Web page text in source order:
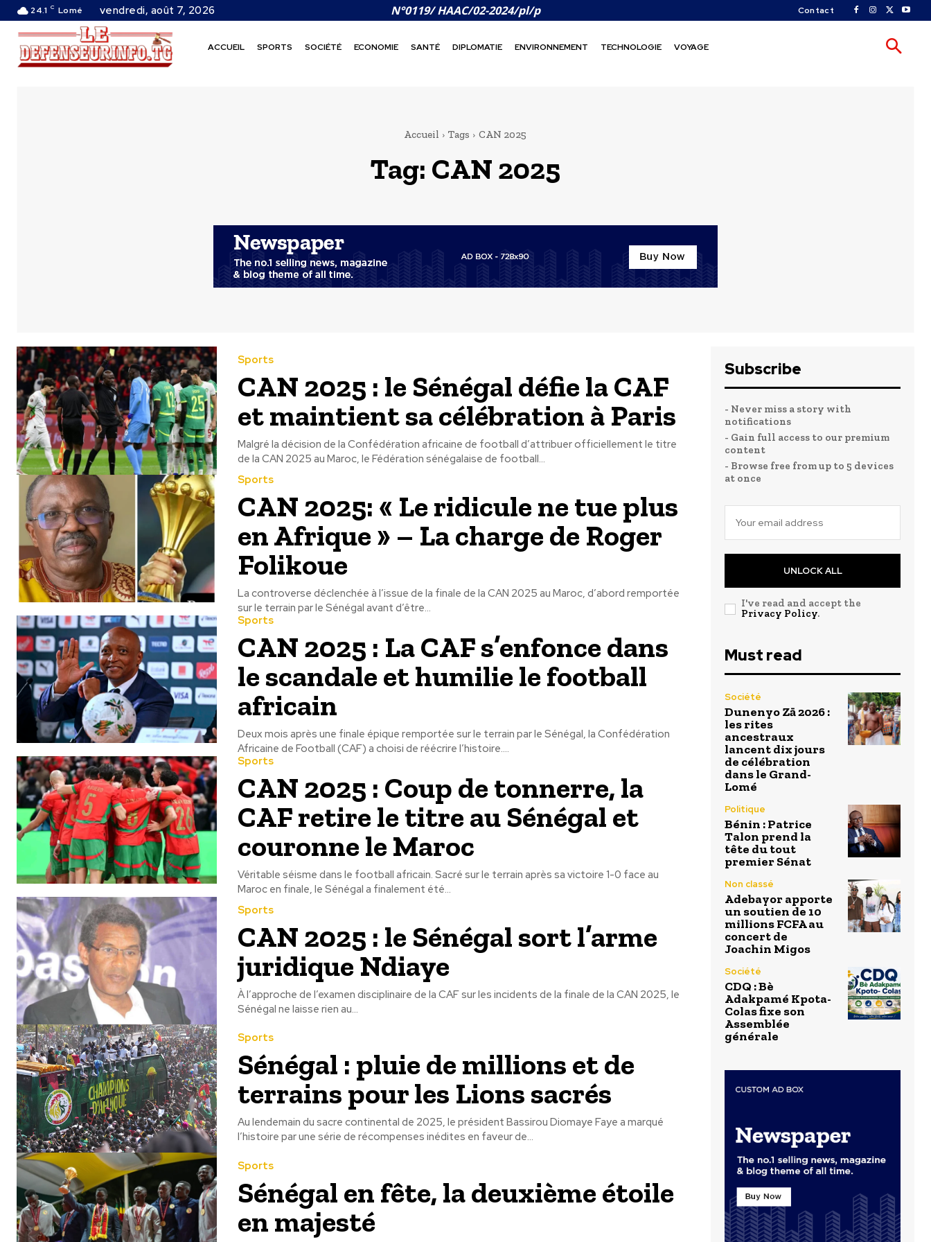
24.1 C Lomé vendredi, août 7, 2026 N°0119/ HAAC/02-2024/pl/p Contact
ACCUEIL SPORTS SOCIÉTÉ ECONOMIE SANTÉ DIPLOMATIE ENVIRONNEMENT TECHNOLOGIE VOYAGE
Accueil Tags CAN 2025
Tag: CAN 2025
Sports
CAN 2025 : le Sénégal défie la CAF
et maintient sa célébration à Paris
Malgré la décision de la Confédération africaine de football d’attribuer officiellement le titre
de la CAN 2025 au Maroc, le Fédération sénégalaise de football...
Sports
CAN 2025: « Le ridicule ne tue plus
en Afrique » – La charge de Roger
Folikoue
La controverse déclenchée à l’issue de la finale de la CAN 2025 au Maroc, d’abord remportée
sur le terrain par le Sénégal avant d’être...
Sports
CAN 2025 : La CAF s’enfonce dans
le scandale et humilie le football
africain
Deux mois après une finale épique remportée sur le terrain par le Sénégal, la Confédération
Africaine de Football (CAF) a choisi de réécrire l’histoire....
Sports
CAN 2025 : Coup de tonnerre, la
CAF retire le titre au Sénégal et
couronne le Maroc
Véritable séisme dans le football africain. Sacré sur le terrain après sa victoire 1-0 face au
Maroc en finale, le Sénégal a finalement été...
Sports
CAN 2025 : le Sénégal sort l’arme
juridique Ndiaye
À l’approche de l’examen disciplinaire de la CAF sur les incidents de la finale de la CAN 2025, le
Sénégal ne laisse rien au...
Sports
Sénégal : pluie de millions et de
terrains pour les Lions sacrés
Au lendemain du sacre continental de 2025, le président Bassirou Diomaye Faye a marqué
l’histoire par une série de récompenses inédites en faveur de...
Sports
Sénégal en fête, la deuxième étoile
en majesté
Subscribe
- Never miss a story with
notifications
- Gain full access to our premium
content
- Browse free from up to 5 devices
at once
UNLOCK ALL
I've read and accept the
Privacy Policy.
Must read
Société
Dunenyo Zā 2026 :
les rites
ancestraux
lancent dix jours
de célébration
dans le Grand-
Lomé
Politique
Bénin : Patrice
Talon prend la
tête du tout
premier Sénat
Non classé
Adebayor apporte
un soutien de 10
millions FCFA au
concert de
Joachin Migos
Société
CDQ : Bè
Adakpamé Kpota-
Colas fixe son
Assemblée
générale